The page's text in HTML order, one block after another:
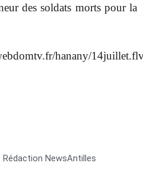
des soldats morts pour la
hanany/
Rédaction NewsAntilles